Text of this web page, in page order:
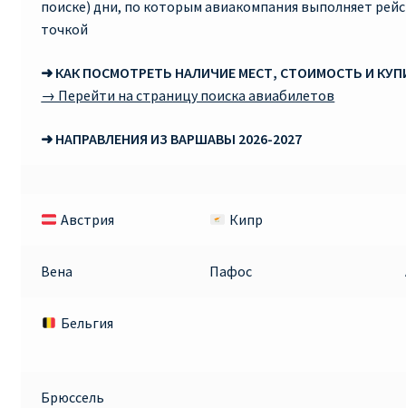
Рим
Райнэйр на русском
поиске) дни, по которым авиакомпания выполняет
точкой
➜ КАК ПОСМОТРЕТЬ НАЛИЧИЕ МЕСТ, СТОИМОСТЬ И
→ Перейти на страницу поиска авиабилетов
➜ НАПРАВЛЕНИЯ ИЗ ВАРШАВЫ 2026-2027
Австрия Кипр
Вена Пафос
Бельгия
Брюссель